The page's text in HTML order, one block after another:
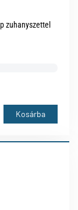
zuhanyszettel
Kosárba